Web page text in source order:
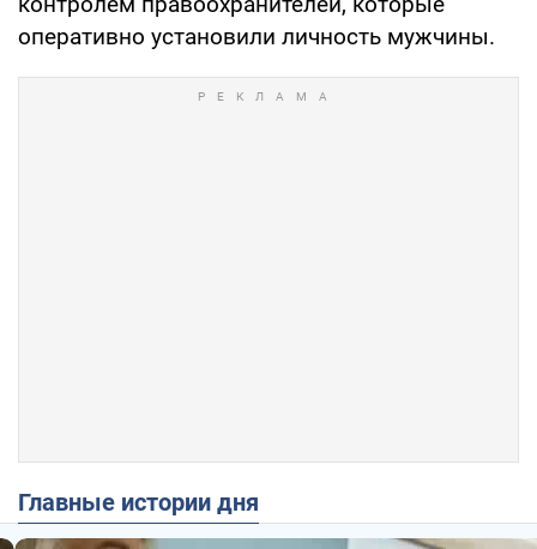
оперативно установили личность мужчины.
Главные истории дня